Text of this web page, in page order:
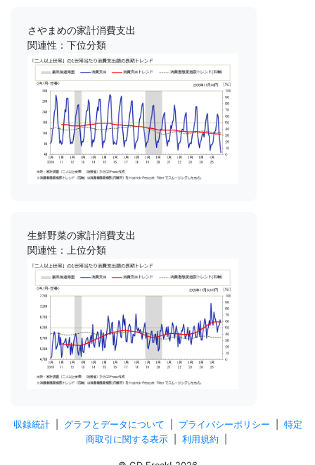
さやまめの家計消費支出
関連性：下位分類
生鮮野菜の家計消費支出
関連性：上位分類
収録統計| グラフとデータについて プライバシーポリシー
特定
商取引に関する表示| 利用規約